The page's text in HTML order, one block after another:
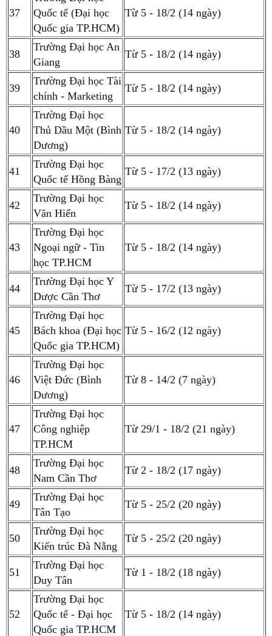
37
Quốc tế (Đại học
Quốc gia TP.HCM)
Từ 5 - 18/2 (14 ngày)
38
Trường Đại học An
Giang
Từ 5 - 18/2 (14 ngày)
39
Trường Đại học Tài
chính - Marketing
Từ 5 - 18/2 (14 ngày)
40
Trường Đại học
Thủ Dầu Một (Bình
Dương)
Từ 5 - 18/2 (14 ngày)
41
Trường Đại học
Quốc tế Hồng Bàng
Từ 5 - 17/2 (13 ngày)
42
Trường Đại học
Văn Hiến
Từ 5 - 18/2 (14 ngày)
43
Trường Đại học
Ngoại ngữ - Tin
học TP.HCM
Từ 5 - 18/2 (14 ngày)
44
Trường Đại học Y
Dược Cần Thơ
Từ 5 - 17/2 (13 ngày)
45
Trường Đại học
Bách khoa (Đại học
Quốc gia TP.HCM)
Từ 5 - 16/2 (12 ngày)
46
Trường Đại học
Việt Đức (Bình
Dương)
Từ 8 - 14/2 (7 ngày)
47
Trường Đại học
Công nghiệp
TP.HCM
Từ 29/1 - 18/2 (21 ngày)
48
Trường Đại học
Nam Cần Thơ
Từ 2 - 18/2 (17 ngày)
49
Trường Đại học
Tân Tạo
Từ 5 - 25/2 (20 ngày)
50
Trường Đại học
Kiến trúc Đà Nẵng
Từ 5 - 25/2 (20 ngày)
51
Trường Đại học
Duy Tân
Từ 1 - 18/2 (18 ngày)
52
Trường Đại học
Quốc tế - Đại học
Quốc gia TP.HCM
Từ 5 - 18/2 (14 ngày)